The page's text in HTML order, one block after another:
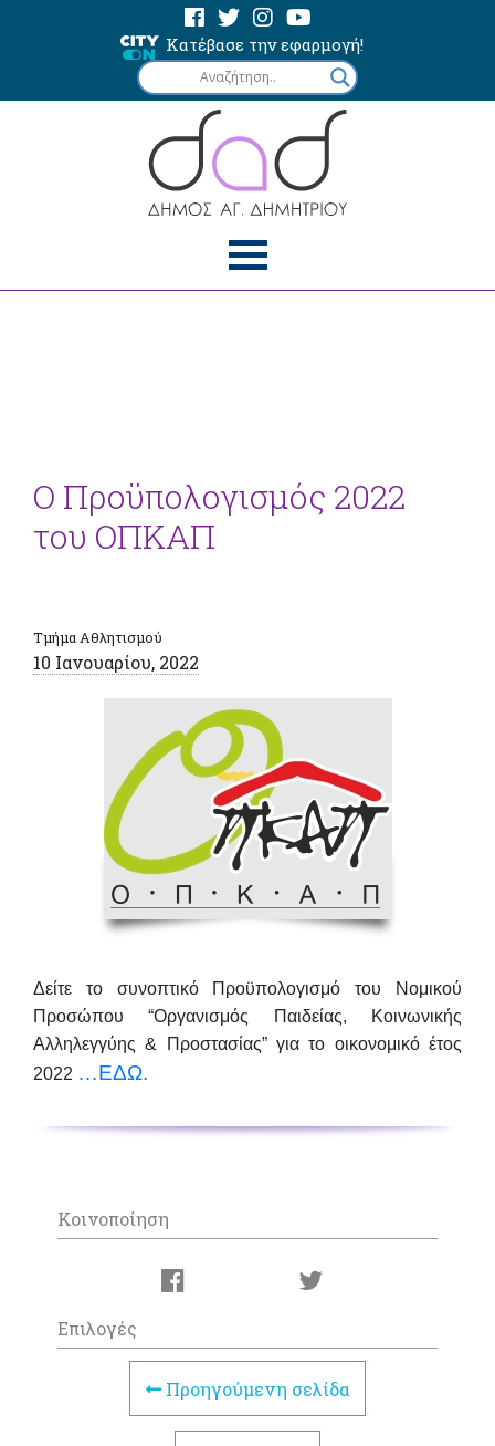
Κατέβασε την εφαρμογή!
Ο Προϋπολογισμός 2022
του ΟΠΚΑΠ
Τμήμα Αθλητισμού
10 Ιανουαρίου, 2022
Δείτε το συνοπτικό Προϋπολογισμό του Νομικού
Προσώπου “Οργανισμός Παιδείας, Κοινωνικής
Αλληλεγγύης & Προστασίας” για το οικονομικό έτος
2022 …ΕΔΩ.
Κοινοποίηση
Επιλογές
Προηγούμενη σελίδα